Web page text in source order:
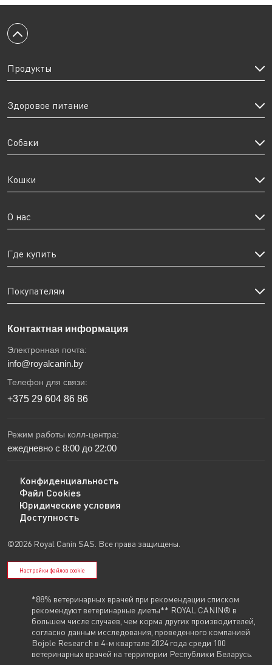
Вернуться к началу
Продукты
Здоровое питание
Собаки
Кошки
О нас
Где купить
Покупателям
Контактная информация
Электронная почта:
info@royalcanin.by
Телефон для связи:
+375 29 604 86 86
Режим работы колл-центра:
ежедневно с 8:00 до 22:00
Конфиденциальность
Файл Cookies
Юридические условия
Доступность
©2026 Royal Canin SAS. Все права защищены.
Настройки файлов cookie
*88% ветеринарных врачей при рекомендации списком
рекомендуют ветеринарные диеты** ROYAL CANIN® в
большем числе случаев, чем корма других производителей,
согласно данным исследования, проведенного компанией
Bojole Research в 4-м квартале 2024 года среди 100
ветеринарных врачей на территории Республики Беларусь.